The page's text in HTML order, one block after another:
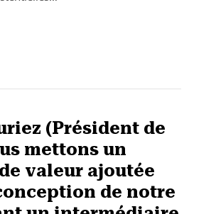
(Président de
mettons un
valeur ajoutée
de notre